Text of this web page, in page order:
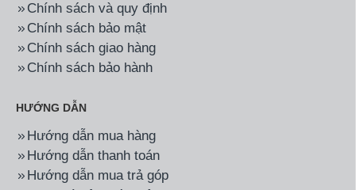
Chính sách và quy định
Chính sách bảo mật
Chính sách giao hàng
Chính sách bảo hành
HƯỚNG DẪN
Hướng dẫn mua hàng
Hướng dẫn thanh toán
Hướng dẫn mua trả góp